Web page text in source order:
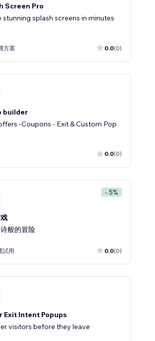
Screen Pro
stunning splash screens in minutes
方案 0.0(0)
builder
-Coupons - Exit & Custom Pop
0.0(0)
- 5%
般的冒险
試用 0.0(0)
Exit Intent Popups
visitors before they leave